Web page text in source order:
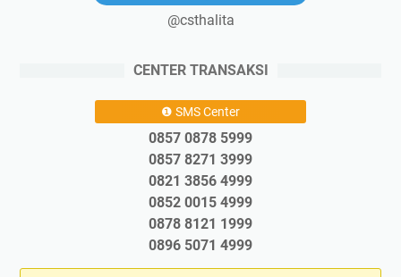
@csthalita
CENTER TRANSAKSI
❶ SMS Center
0857 0878 5999
0857 8271 3999
0821 3856 4999
0852 0015 4999
0878 8121 1999
0896 5071 4999